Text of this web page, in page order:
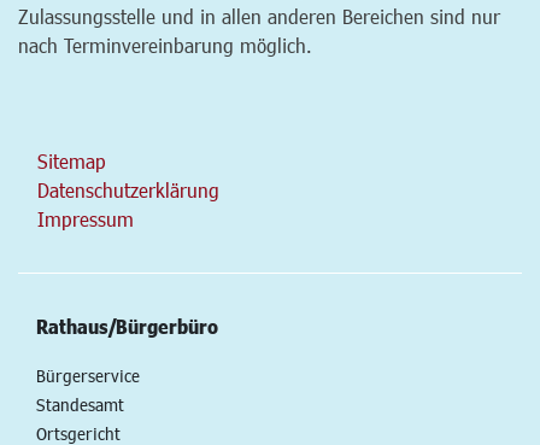
Zulassungsstelle und in allen anderen Bereichen sind nur
nach Terminvereinbarung möglich.
Sitemap
Datenschutzerklärung
Impressum
Rathaus/Bürgerbüro
Bürgerservice
Standesamt
Ortsgericht